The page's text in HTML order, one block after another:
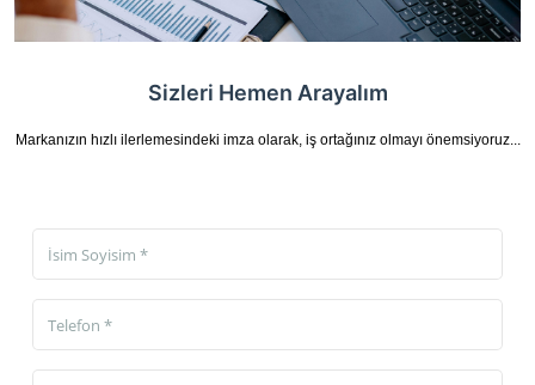
Sizleri Hemen Arayalım
Markanızın hızlı ilerlemesindeki imza olarak, iş ortağınız olmayı önemsiyoruz...